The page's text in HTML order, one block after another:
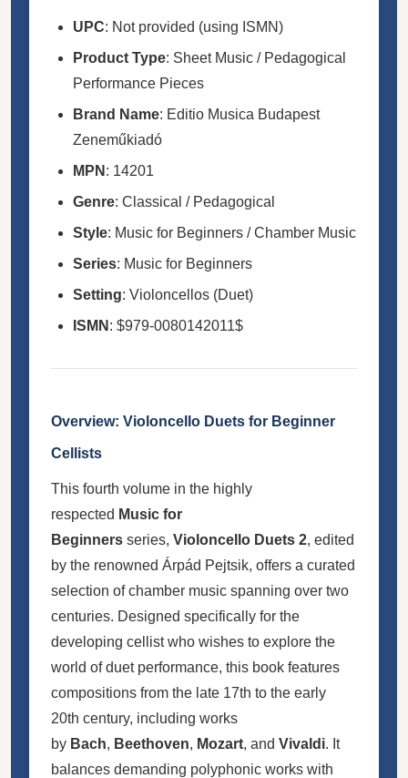
UPC: Not provided (using ISMN)
Product Type: Sheet Music / Pedagogical
Performance Pieces
Brand Name: Editio Musica Budapest
Zeneműkiadó
MPN : 14201
Genre: Classical / Pedagogical
Style: Music for Beginners / Chamber Music
Series: Music for Beginners
Setting: Violoncellos (Duet)
ISMN : $979-0080142011$
Overview: Violoncello Duets for Beginner
Cellists
This fourth volume in the highly
respected Music for
Beginners series, Violoncello Duets 2, edited
by the renowned Árpád Pejtsik, offers a curated
selection of chamber music spanning over two
centuries. Designed specifically for the
developing cellist who wishes to explore the
world of duet performance, this book features
compositions from the late 17th to the early
20th century, including works
by Bach, Beethoven, Mozart, and Vivaldi. It
balances demanding polyphonic works with